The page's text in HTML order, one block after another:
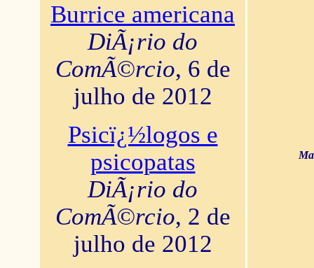
Burrice americana
DiÃ¡rio do
ComÃ©rcio, 6 de
julho de 2012
Psicï¿½logos e
psicopatas
DiÃ¡rio do
ComÃ©rcio, 2 de
julho de 2012